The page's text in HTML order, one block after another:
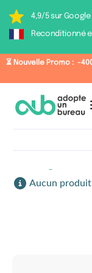
4,9/5 sur
Reconditionné
⏳ Nouvelle Promo : -
Aucun